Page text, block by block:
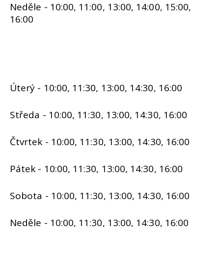
Neděle - 10:00, 11:00, 13:00, 14:00, 15:00,
16:00
Úterý - 10:00, 11:30, 13:00, 14:30, 16:00
Středa - 10:00, 11:30, 13:00, 14:30, 16:00
Čtvrtek - 10:00, 11:30, 13:00, 14:30, 16:00
Pátek - 10:00, 11:30, 13:00, 14:30, 16:00
Sobota - 10:00, 11:30, 13:00, 14:30, 16:00
Neděle - 10:00, 11:30, 13:00, 14:30, 16:00